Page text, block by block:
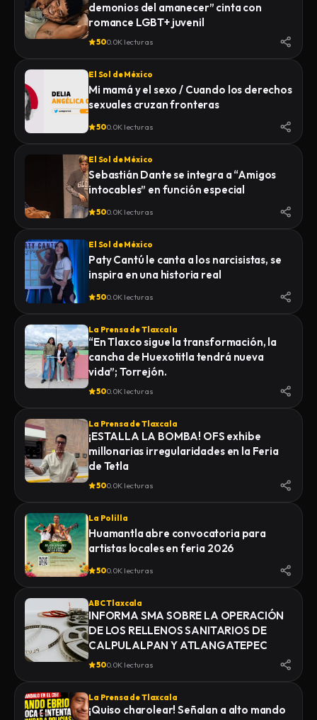
demonios del amanecer” cinta con
romance LGBT+ juvenil
500.0K lecturas
El Sol de México
Mi mamá y el sexo / Cuando los derechos
sexuales cruzan fronteras
500.0K lecturas
El Sol de México
Sebastián Dante se integra a “Amigos
intocables” en función especial
500.0K lecturas
El Sol de México
Paty Cantú le canta a los narcisistas, se
inspira en una historia real
500.0K lecturas
La Prensa de Tlaxcala
“En Tlaxco sigue la transformación, la
cancha de Huexotitla tendrá nueva
vida”; Torrejón.
500.0K lecturas
La Prensa de Tlaxcala
¡ESTALLA LA BOMBA! OFS exhibe
millonarias irregularidades en la Feria
de Tetla
500.0K lecturas
La Polilla
Huamantla abre convocatoria para
artistas locales en feria 2026
500.0K lecturas
ABC Tlaxcala
INFORMA SMA SOBRE LA OPERACIÓN
DE LOS RELLENOS SANITARIOS DE
CALPULALPAN Y ATLANGATEPEC
500.0K lecturas
La Prensa de Tlaxcala
¡Quiso charolear! Señalan a alto mando